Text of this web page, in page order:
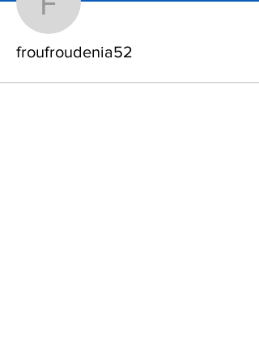
froufroudenia52
froufroudenia52